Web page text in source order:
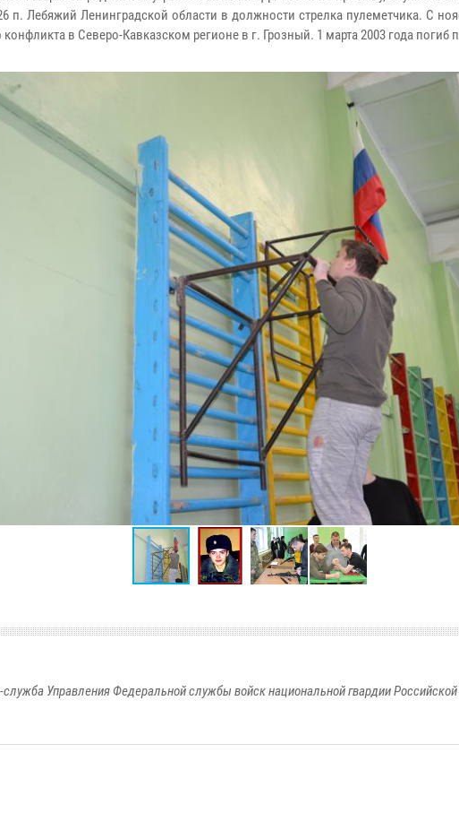
п. Лебяжий Ленинградской области в должности стрелка пулеметчика. С
в Северо-Кавказском регионе в г. Грозный. 1 марта 2003 года погиб
Управления Федеральной службы войск национальной гвардии